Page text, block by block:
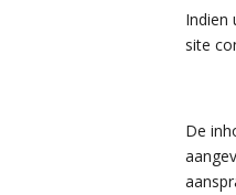
Indien
site
De